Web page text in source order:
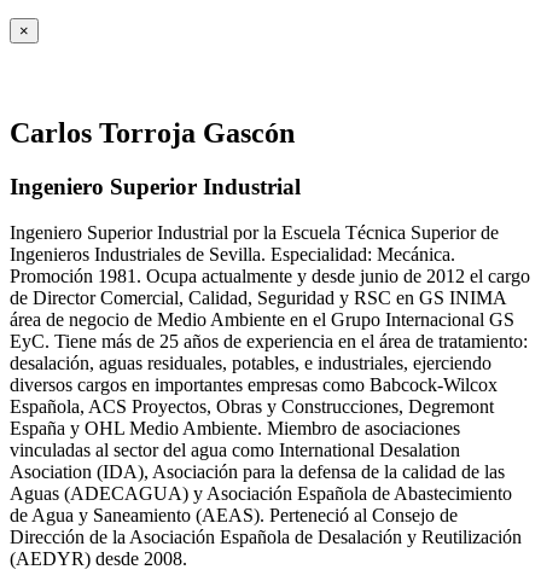
×
Carlos Torroja Gascón
Ingeniero Superior Industrial
Ingeniero Superior Industrial por la Escuela Técnica Superior de
Ingenieros Industriales de Sevilla. Especialidad: Mecánica.
Promoción 1981. Ocupa actualmente y desde junio de 2012 el cargo
de Director Comercial, Calidad, Seguridad y RSC en GS INIMA
área de negocio de Medio Ambiente en el Grupo Internacional GS
EyC. Tiene más de 25 años de experiencia en el área de tratamiento:
desalación, aguas residuales, potables, e industriales, ejerciendo
diversos cargos en importantes empresas como Babcock-Wilcox
Española, ACS Proyectos, Obras y Construcciones, Degremont
España y OHL Medio Ambiente. Miembro de asociaciones
vinculadas al sector del agua como International Desalation
Asociation (IDA), Asociación para la defensa de la calidad de las
Aguas (ADECAGUA) y Asociación Española de Abastecimiento
de Agua y Saneamiento (AEAS). Perteneció al Consejo de
Dirección de la Asociación Española de Desalación y Reutilización
(AEDYR) desde 2008.